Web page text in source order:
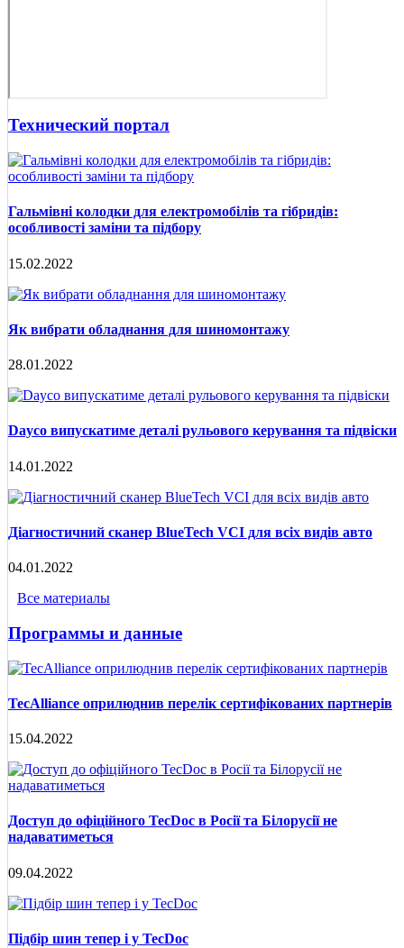
Технический портал
Гальмівні колодки для електромобілів та гібридів:
особливості заміни та підбору
15.02.2022
Як вибрати обладнання для шиномонтажу
28.01.2022
Dayco випускатиме деталі рульового керування та підвіски
14.01.2022
Діагностичний сканер BlueTech VCI для всіх видів авто
04.01.2022
Все материалы
Программы и данные
TecAlliance оприлюднив перелік сертифікованих партнерів
15.04.2022
Доступ до офіційного TecDoc в Росії та Білорусії не
надаватиметься
09.04.2022
Підбір шин тепер і у TecDoc